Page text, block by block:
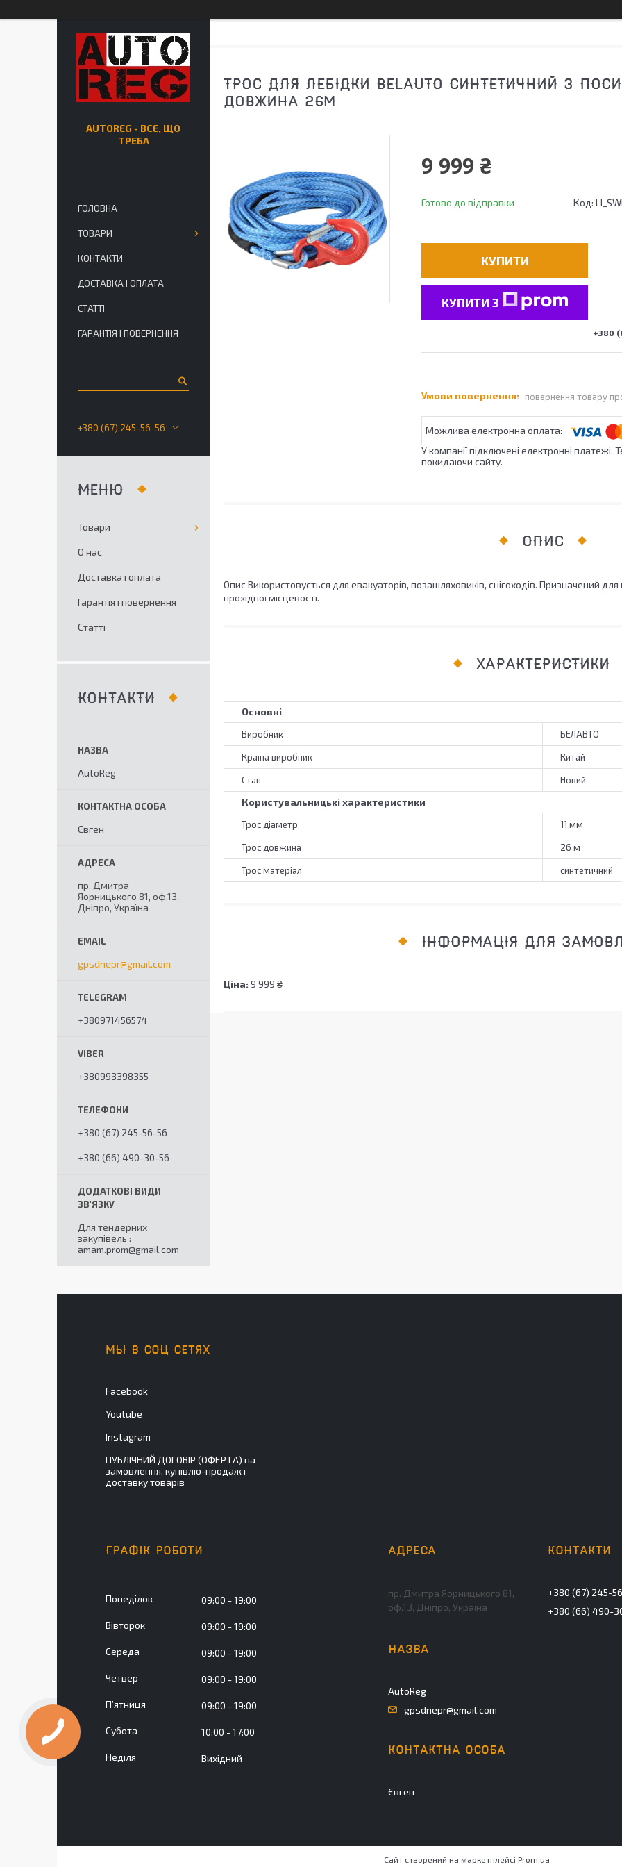
ТРОС ДЛЯ ЛЕБІДКИ BELAUTO СИНТЕТИЧНИЙ З
ДОВЖИНА 26М
9 999 ₴
Готово до відправки Код:
КУПИТИ
КУПИТИ З
+380
повернення товару
У компанії підключені електронні
покидаючи сайту.
ОПИС
Опис Використовується для евакуаторів, позашляховиків, снігоходів. Призначений
прохідної місцевості.
ХАРАКТЕРИСТИКИ
Основні
Виробник БЕЛАВТО
Країна виробник Китай
Стан Новий
Користувальницькі характеристики
Трос діаметр 11 мм
Трос довжина 26 м
Трос матеріал синтетичний
ІНФОРМАЦІЯ ДЛЯ
Ціна: 9 999 ₴
AUTOREG - ВСЕ, ЩО
ТРЕБА
ГОЛОВНА
ТОВАРИ
КОНТАКТИ
ДОСТАВКА І ОПЛАТА
СТАТТІ
ГАРАНТІЯ І ПОВЕРНЕННЯ
+380 (67) 245-56-56
Товари
О нас
Доставка і оплата
Гарантія і повернення
Статті
КОНТАКТИ
AutoReg
Євген
пр. Дмитра
Яорницького 81, оф.13,
Дніпро, Україна
gpsdnepr@gmail.com
+380971456574
+380993398355
+380 (67) 245-56-56
+380 (66) 490-30-56
Для тендерних
закупівель
amam.prom@gmail.com
МЫ В СОЦ СЕТЯХ
Facebook
Youtube
Instagram
ПУБЛІЧНИЙ ДОГОВІР (ОФЕРТА) на
замовлення, купівлю-продаж і
доставку товарів
ГРАФІК РОБОТИ
Понеділок 09:00 19:00
Вівторок 09:00 19:00
Середа 09:00 19:00
Четвер 09:00 19:00
Пʼятниця 09:00 19:00
Субота 10:00 17:00
Неділя Вихідний
пр. Дмитра Яорницького 81,
оф.13, Дніпро, Україна
AutoReg
gpsdnepr@gmail.com
Євген
+380 (67) 245-
+380 (66) 490-
Сайт створений на маркетплейсі Prom.ua